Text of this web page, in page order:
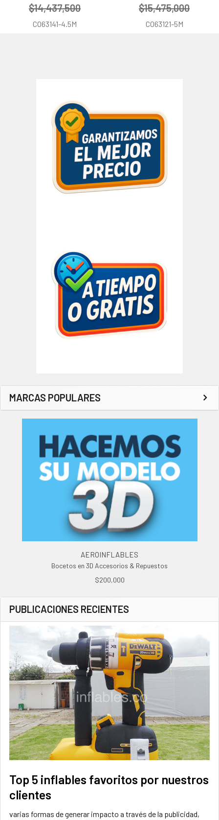
MARCAS POPULARES
AEROINFLABLES
Bocetos en 3D Accesorios & Repuestos
$200,000
PUBLICACIONES RECIENTES
Top 5 inflables favoritos por nuestros
clientes
varias formas de generar impacto a través de la publicidad,
$14,437,500
CO63141-4.5M
$15,475,000
CO63121-5M